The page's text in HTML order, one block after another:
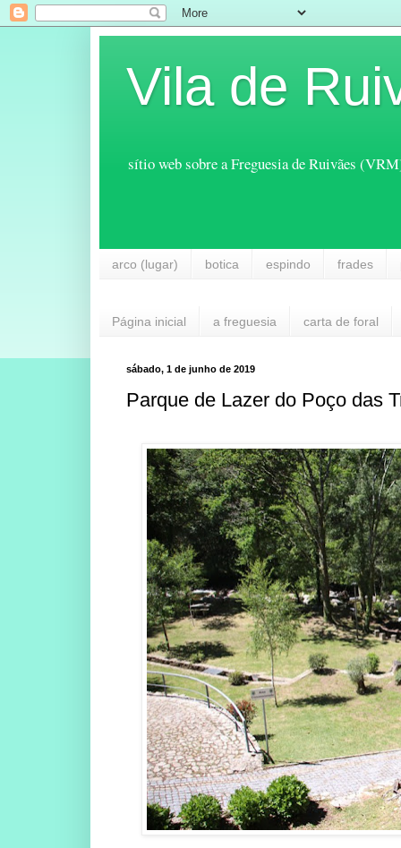
Vila de
sítio web sobre a Freguesia de Ruivães
arco (lugar) botica espindo frades
Página inicial a freguesia carta de foral
sábado, 1 de junho de 2019
Parque de Lazer do Poço das